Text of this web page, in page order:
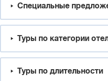
Специальные
Туры по категории
Туры по длительности